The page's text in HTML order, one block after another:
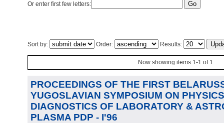
Or enter first few letters:
Sort by: Order: Results:
Now showing items 1-1 of 1
PROCEEDINGS OF THE FIRST
YUGOSLAVIAN SYMPOSIUM ON
DIAGNOSTICS OF LABORATORY &
PLASMA PDP - I'96